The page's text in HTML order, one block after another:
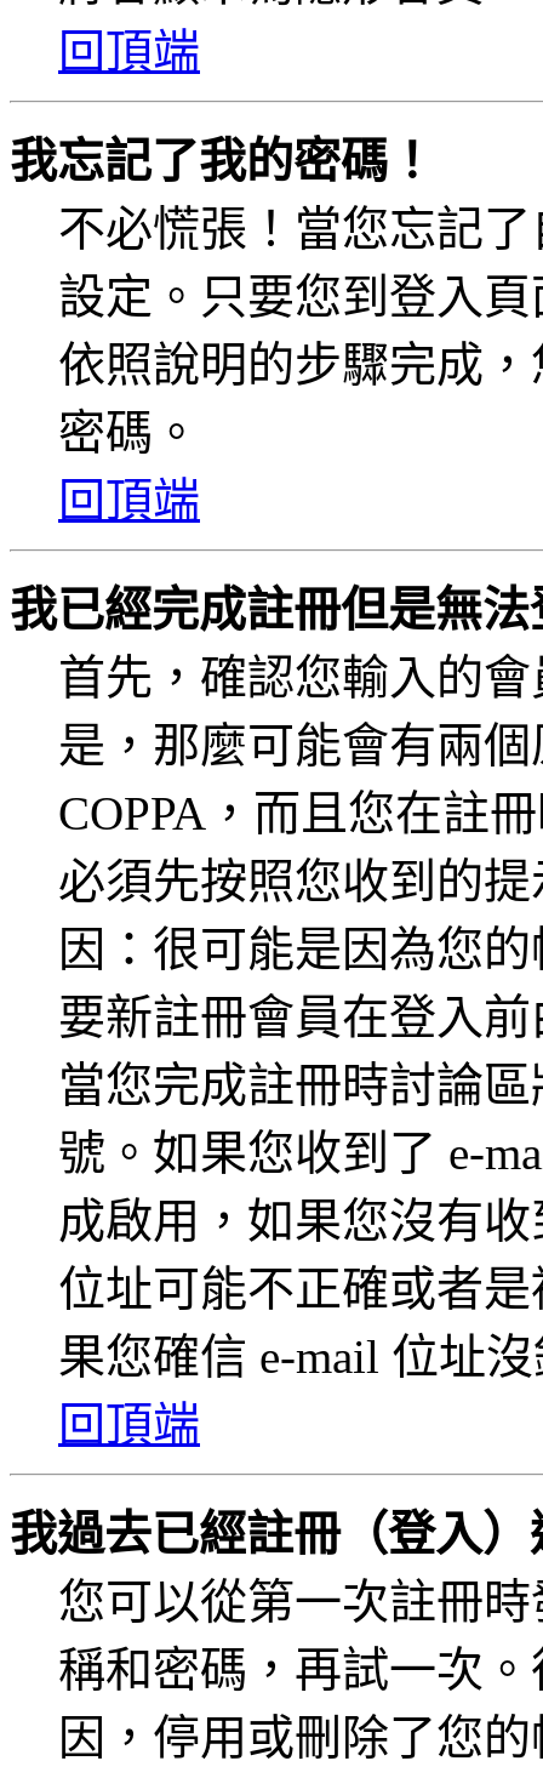
回頂端
我忘記了我的密碼！
不必慌張！當您忘記
設定。只要您到登入
依照說明的步驟完成
密碼。
回頂端
我已經完成註冊但是無法
首先，確認您輸入的
是，那麼可能會有兩
COPPA，而且您在註
必須先按照您收到的
因：很可能是因為您
要新註冊會員在登入
當您完成註冊時討論
號。如果您收到了 e-
成啟用，如果您沒有
位址可能不正確或者
果您確信 e-mail 位址
回頂端
我過去已經註冊（登入
您可以從第一次註冊
稱和密碼，再試一次
因，停用或刪除了您